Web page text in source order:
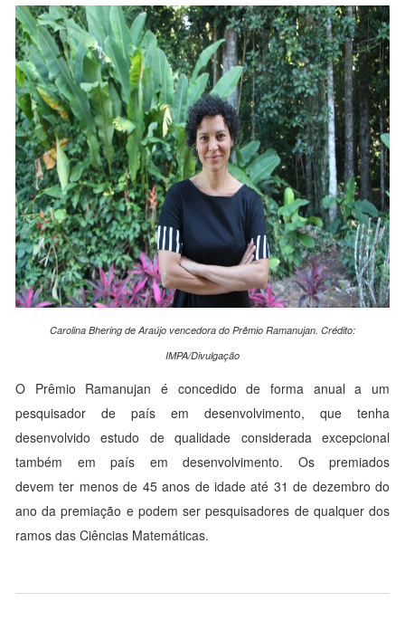
Carolina Bhering de Araújo vencedora do Prêmio Ramanujan. Crédito:
IMPA/Divulgação
O Prêmio Ramanujan é concedido de forma anual a um
pesquisador de país em desenvolvimento, que tenha
desenvolvido estudo de qualidade considerada excepcional
também em país em desenvolvimento. Os premiados
devem ter menos de 45 anos de idade até 31 de dezembro do
ano da premiação e podem ser pesquisadores de qualquer dos
ramos das Ciências Matemáticas.